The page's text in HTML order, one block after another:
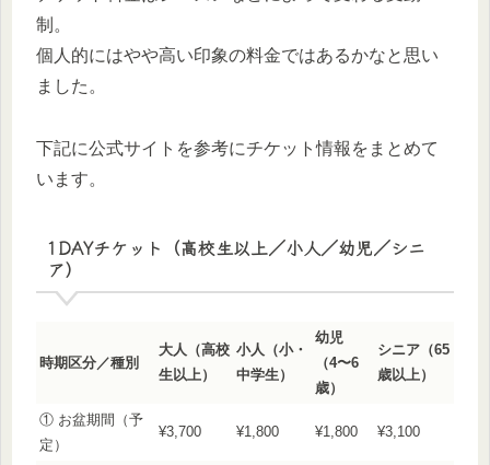
制。
個人的にはやや高い印象の料金ではあるかなと思い
ました。
下記に公式サイトを参考にチケット情報をまとめて
います。
1DAYチケット（高校生以上／小人／幼児／シニ
ア）
時期区分／種別
大人（高校
生以上）
小人（小・
中学生）
幼児
（4〜6
歳）
シニア（65
歳以上）
① お盆期間（予
定）
¥3,700 ¥1,800 ¥1,800 ¥3,100